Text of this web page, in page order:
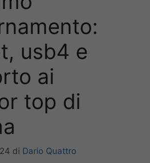
usb4 e
ai
top di
di Dario Quattro